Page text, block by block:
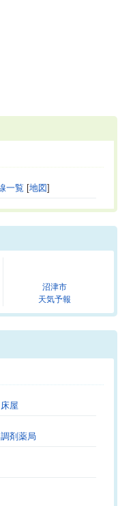
一覧 [地図]
沼津市
天気予報
屋
剤薬局